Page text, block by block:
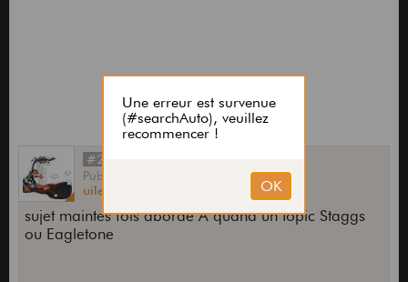
#2
Publié
uilean
sujet maintes fois abordé A quand un topic Staggs
ou Eagletone